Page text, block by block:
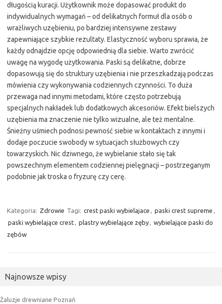
długością kuracji. Użytkownik może dopasować produkt do
indywidualnych wymagań – od delikatnych formuł dla osób o
wrażliwych uzębieniu, po bardziej intensywne zestawy
zapewniające szybkie rezultaty. Elastyczność wyboru sprawia, że
każdy odnajdzie opcję odpowiednią dla siebie. Warto zwrócić
uwagę na wygodę użytkowania. Paski są delikatne, dobrze
dopasowują się do struktury uzębienia i nie przeszkadzają podczas
mówienia czy wykonywania codziennych czynności. To duża
przewaga nad innymi metodami, które często potrzebują
specjalnych nakładek lub dodatkowych akcesoriów. Efekt bielszych
uzębienia ma znaczenie nie tylko wizualne, ale też mentalne.
Śnieżny uśmiech podnosi pewność siebie w kontaktach z innymi i
dodaje poczucie swobody w sytuacjach służbowych czy
towarzyskich. Nic dziwnego, że wybielanie stało się tak
powszechnym elementem codziennej pielęgnacji – postrzeganym
podobnie jak troska o fryzurę czy cerę.
Kategoria: Zdrowie Tagi: crest paski wybielajace , paski crest supreme ,
paski wybielające crest, plastry wybielające zęby, wybielające paski do
zębów
Najnowsze wpisy
Żaluzje drewniane Poznań